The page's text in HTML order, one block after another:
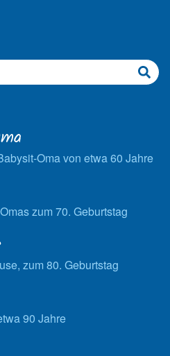
Oma von etwa 60 Jahre
zum 70. Geburtstag
zum 80. Geburtstag
90 Jahre